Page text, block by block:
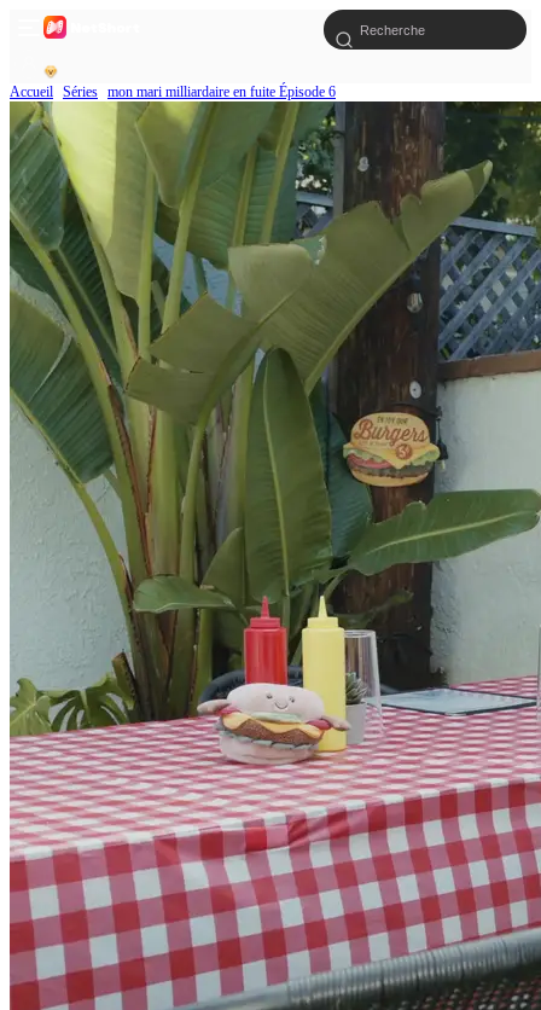
Accueil Séries mon mari milliardaire en fuite Épisode 6